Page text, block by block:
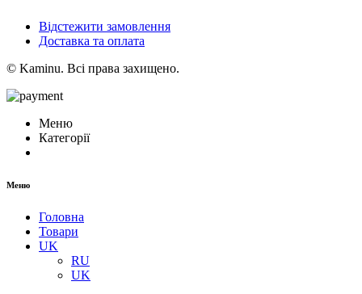
Відстежити замовлення
Доставка та оплата
© Kaminu. Всі права захищено.
Меню
Категорії
Меню
Головна
Товари
UK
RU
UK